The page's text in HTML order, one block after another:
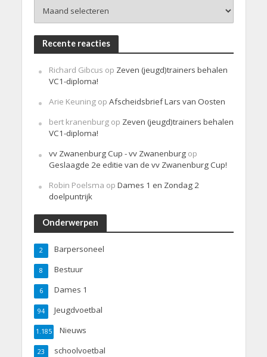
Recente reacties
Richard Gibcus op Zeven (jeugd)trainers behalen
VC1-diploma!
Arie Keuningop Afscheidsbrief Lars van Oosten
bert kranenburgop Zeven (jeugd)trainers behalen
VC1-diploma!
vv Zwanenburg Cup - vv Zwanenburgop
Geslaagde 2e editie van de vv Zwanenburg Cup!
Robin Poelsma op Dames 1 en Zondag 2
doelpuntrijk
Onderwerpen
Barpersoneel
2
Bestuur
8
Dames 1
6
Jeugdvoetbal
94
Nieuws
1.185
schoolvoetbal
23